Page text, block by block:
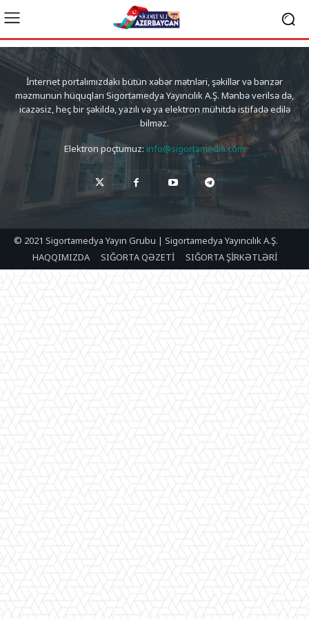
İnternet portalımızdakı bütün xəbər mətnləri, şəkillər və bənzər
məzmunun hüquqları Sigortamedya Yayıncılık A.Ş. Mənbə verilsə də,
icazəsiz, heç bir şəkildə, yazılı və ya elektron mühitdə istifadə edilə
bilməz.
Elektron poçtumuz: info@sigortamedia.com
© 2021 Sigortamedya Yayın Grubu | Sigortamedya Yayıncılık A.Ş.
HAQQIMIZDA
SIĞORTA QƏZETİ SIĞORTA ŞİRKƏTLƏRİ